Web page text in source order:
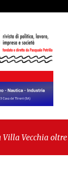
oltre i